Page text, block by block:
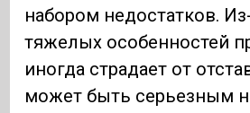
набором недостатков.
тяжелых особенностей
иногда страдает от
может быть серьезным